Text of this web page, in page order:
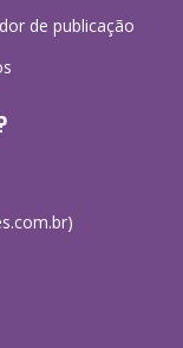
de publicação